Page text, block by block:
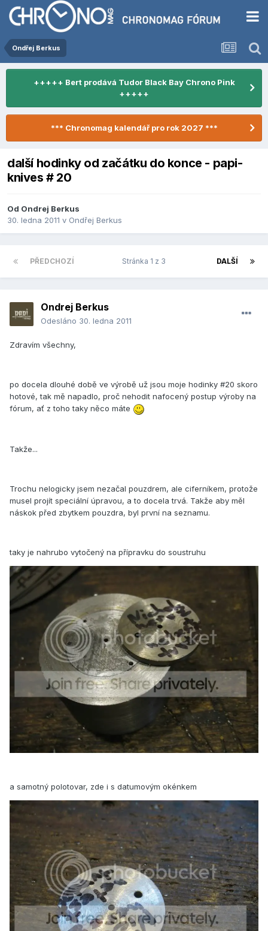
Ondřej Berkus
+++++ Bert prodává Tudor Black Bay Chrono Pink
+++++
*** Chronomag kalendář pro rok 2027 ***
další hodinky od začátku do konce - papi-
knives # 20
Od Ondrej Berkus
30. ledna 2011 v Ondřej Berkus
PŘEDCHOZÍ DALŠÍ
Stránka 1 z 3
Ondrej Berkus
Odesláno 30. ledna 2011
Zdravím všechny,
po docela dlouhé době ve výrobě už jsou moje hodinky #20 skoro
hotové, tak mě napadlo, proč nehodit nafocený postup výroby na
fórum, ať z toho taky něco máte
Takže...
Trochu nelogicky jsem nezačal pouzdrem, ale ciferníkem, protože
musel projít speciální úpravou, a to docela trvá. Takže aby měl
náskok před zbytkem pouzdra, byl první na seznamu.
taky je nahrubo vytočený na přípravku do soustruhu
a samotný polotovar, zde i s datumovým okénkem